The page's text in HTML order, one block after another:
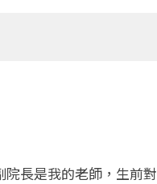
長是我的老師，生前